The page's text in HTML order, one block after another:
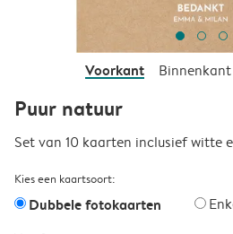
Voorkant Binnenkant
Puur natuur
Set van 10 kaarten inclusief witte
Kies een kaartsoort:
Dubbele fotokaarten